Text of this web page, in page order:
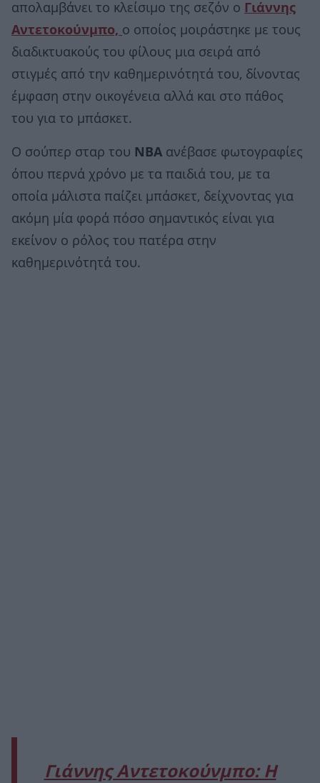
απολαμβάνει το κλείσιμο της σεζόν ο Γιάννης
Αντετοκούνμπο, ο οποίος μοιράστηκε με τους
διαδικτυακούς του φίλους μια σειρά από
στιγμές από την καθημερινότητά του, δίνοντας
έμφαση στην οικογένεια αλλά και στο πάθος
του για το μπάσκετ.
Ο σούπερ σταρ του NBA ανέβασε φωτογραφίες
όπου περνά χρόνο με τα παιδιά του, με τα
οποία μάλιστα παίζει μπάσκετ, δείχνοντας για
ακόμη μία φορά πόσο σημαντικός είναι για
εκείνον ο ρόλος του πατέρα στην
καθημερινότητά του.
Γιάννης Αντετοκούνμπο: Η